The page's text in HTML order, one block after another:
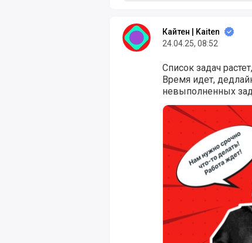
Кайтен | Kaiten
24.04.25, 08:52
Список задач
Время идет,
невыполненных
Когда сроки